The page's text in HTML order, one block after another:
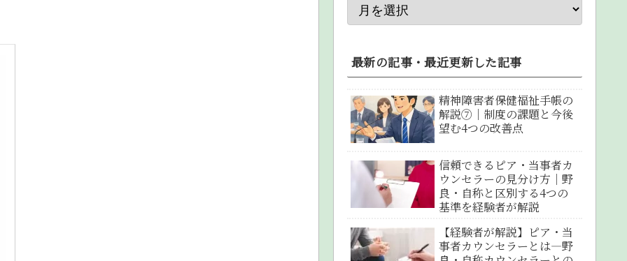
最新の記事・最近更新した記事
精神障害者保健福祉手帳の
解説⑦｜制度の課題と今後
望む4つの改善点
信頼できるピア・当事者カ
ウンセラーの見分け方｜野
良・自称と区別する4つの
基準を経験者が解説
【経験者が解説】ピア・当
事者カウンセラーとは―野